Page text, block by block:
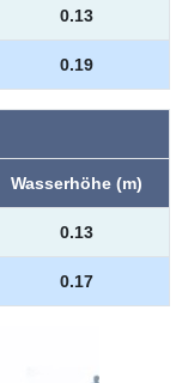
0.13
0.19
Wasserhöhe (m)
0.13
0.17